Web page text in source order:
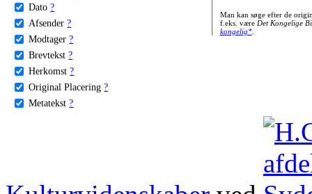
Dato ?
Afsender ?
Modtager ?
Brevtekst ?
Herkomst ?
Original Placering ?
Metatekst ?
Man kan søge efter de
f.eks. være Det Kongelige
kongelig*.